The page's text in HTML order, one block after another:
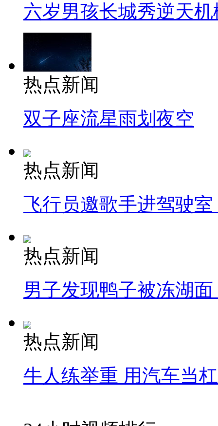
六岁男孩长城秀逆天机
热点新闻
双子座流星雨划夜空
热点新闻
飞行员邀歌手进驾驶
热点新闻
男子发现鸭子被冻湖
热点新闻
牛人练举重 用汽车当